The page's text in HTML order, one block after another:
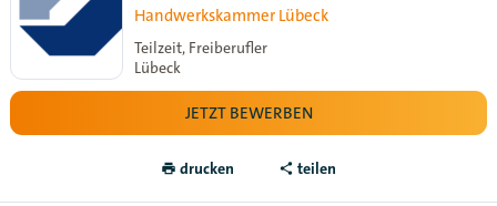
Handwerkskammer Lübeck
Teilzeit, Freiberufler
Lübeck
JETZT BEWERBEN
drucken teilen